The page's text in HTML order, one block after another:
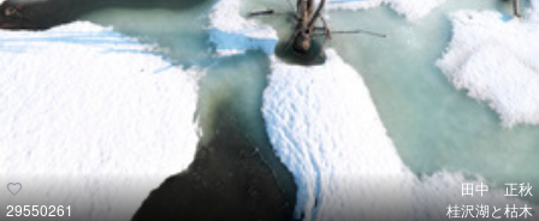
29550261
田中 正秋
桂沢湖と枯木